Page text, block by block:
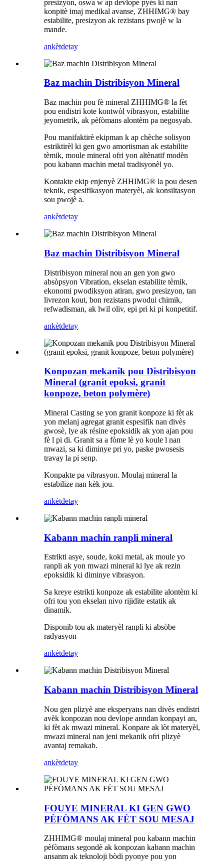
presizyon, oswa w ap devlope pyès ki nan
konpitè imaj medikal avanse, ZHHIMG® bay
estabilite, presizyon ak rezistans pwojè w la
mande.
ankètdetay
Baz machin Distribisyon Mineral
Baz machin pou fè mineral ZHHIMG® la fèt
pou endistri kote kontwòl vibrasyon, estabilite
jeyometrik, ak pèfòmans alontèm pa negosyab.
Pou manifaktirè ekipman k ap chèche solisyon
estriktirèl ki gen gwo amortisman ak estabilite
tèmik, moule mineral ofri yon altènatif modèn
pou kabann machin metal tradisyonèl yo.
Kontakte ekip enjenyè ZHHIMG® la pou desen
teknik, espesifikasyon materyèl, ak konsiltasyon
sou pwojè a.
ankètdetay
Baz machin Distribisyon Mineral
Distribisyon mineral nou an gen yon gwo
absòpsyon Vibration, ekselan estabilite tèmik,
ekonomi pwodiksyon atiran, gwo presizyon, tan
livrezon kout, bon rezistans pwodui chimik,
refwadisman, ak lwil oliv, epi pri ki pi konpetitif.
ankètdetay
Konpozan mekanik pou Distribisyon
Mineral (granit epoksi, granit
konpoze, beton polymère)
Mineral Casting se yon granit konpoze ki fèt ak
yon melanj agregat granit espesifik nan divès
gwosè, lye ak résine epoksidik ak yon ajan pou
fè l pi di. Granit sa a fòme lè yo koule l nan
mwazi, sa ki diminye pri yo, paske pwosesis
travay la pi senp.
Konpakte pa vibrasyon. Moulaj mineral la
estabilize nan kèk jou.
ankètdetay
Kabann machin ranpli mineral
Estrikti asye, soude, koki metal, ak moule yo
ranpli ak yon mwazi mineral ki lye ak rezin
epoksidik ki diminye vibrasyon.
Sa kreye estrikti konpoze ak estabilite alontèm ki
ofri tou yon ekselan nivo rijidite estatik ak
dinamik.
Disponib tou ak materyèl ranpli ki absòbe
radyasyon
ankètdetay
Kabann machin Distribisyon Mineral
Nou gen plizyè ane eksperyans nan divès endistri
avèk konpozan nou devlope anndan konpayi an,
ki fèt ak mwazi mineral. Konpare ak lòt materyèl,
mwazi mineral nan jeni mekanik ofri plizyè
avantaj remakab.
ankètdetay
FOUYE MINERAL KI GEN GWO
PÈFÒMANS AK FÈT SOU MESAJ
ZHHIMG® moulaj mineral pou kabann machin
pèfòmans segondè ak konpozan kabann machin
ansanm ak teknoloji bòdi pyonye pou yon